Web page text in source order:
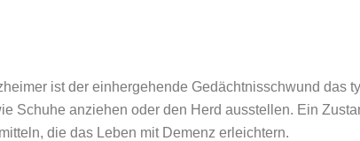
ist der einhergehende Gedächtnisschwund das
Schuhe anziehen oder den Herd ausstellen. Ein
die das Leben mit Demenz erleichtern.